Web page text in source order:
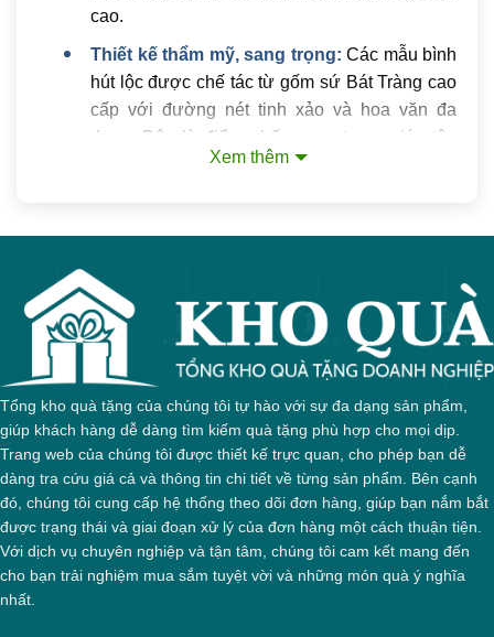
cao.
Thiết kế thẩm mỹ, sang trọng: Các mẫu bình
hút lộc được chế tác từ gốm sứ Bát Tràng cao
cấp với đường nét tinh xảo và hoa văn đa
dạng. Đây là điểm nhấn sang trọng giúp tôn
vinh không gian làm việc hoặc phòng khách
hoặc thông điệp tri ân của doanh nghiệp. Điều
này giúp tạo dấu ấn thương hiệu mạnh mẽ và
lâu dài trong tâm trí người nhận.
Thể hiện đẳng cấp doanh nghiệp:Lựa chọn
một vật phẩm phong thủy cao cấp làm quà
tặng thể hiện sự am hiểu văn hóa và tầm nhìn
của doanh nghiệp. Món quà là lời khẳng định
về đẳng cấp, sự trân trọng đặc biệt nhằm củng
cố mối quan hệ chiến lược với các đối tác,
khách hàng VIP.
Xem thêm
Tổng kho quà tặng của chúng tôi tự hào với sự đa dạng sản phẩm,
giúp khách hàng dễ dàng tìm kiếm quà tặng phù hợp cho mọi dịp.
Trang web của chúng tôi được thiết kế trực quan, cho phép bạn dễ
dàng tra cứu giá cả và thông tin chi tiết về từng sản phẩm. Bên cạnh
đó, chúng tôi cung cấp hệ thống theo dõi đơn hàng, giúp bạn nắm bắt
được trạng thái và giai đoạn xử lý của đơn hàng một cách thuận tiện.
Với dịch vụ chuyên nghiệp và tận tâm, chúng tôi cam kết mang đến
cho bạn trải nghiệm mua sắm tuyệt vời và những món quà ý nghĩa
nhất.